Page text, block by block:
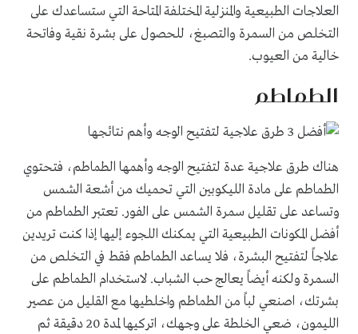
العلاجات الطبيعية والمنزلية المختلفة المتاحة التي ستساعدك على
التخلص من السمرة والتصبغ، للحصول على بشرة نقية وفاتحة
خالية من العيوب.
الطماطم
هناك طرق علاجية عدة لتفتيح الوجه وأهمها الطماطم، فتحتوي
الطماطم على مادة الليكوبين التي تحميك من أشعة الشمس
وتساعد على تقليل سمرة الشمس على الفور. تعتبر الطماطم من
أفضل المكونات الطبيعية التي يمكنك اللجوء إليها إذا كنت تريدين
علاجاً لتفتيح البشرة، فلا يساعد الطماطم فقط في التخلص من
السمرة ولكنه أيضاً يعالج حب الشباب. لاستخدام الطماطم على
بشرتك، اصنعي لباً من الطماطم واخلطيها مع القليل من عصير
الليمون، ضعي الخلطة على وجهك، اتركيها لمدة 20 دقيقة ثم